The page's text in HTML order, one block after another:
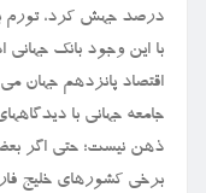
با این وجود بانک جهانی
اقتصاد پانزدهم جهان
جامعه جهانی با
ذهن نیست؛ حتی اگر
برخی کشورهای خلیج